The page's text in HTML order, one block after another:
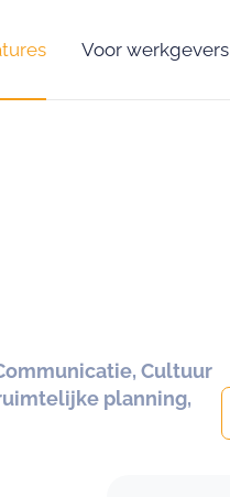
Voor werkgevers
Cultuur
planning,